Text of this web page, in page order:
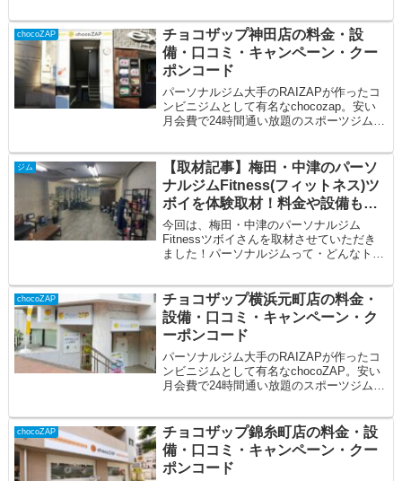
chocoZAP
チョコザップ神田店の料金・設
備・口コミ・キャンペーン・クー
ポンコード
パーソナルジム大手のRAIZAPが作ったコ
ンビニジムとして有名なchocozap。安い
月会費で24時間通い放題のスポーツジムで
ジム
【取材記事】梅田・中津のパーソ
ナルジムFitness(フィットネス)ツ
ボイを体験取材！料金や設備も紹
介！
今回は、梅田・中津のパーソナルジム
Fitnessツボイさんを取材させていただき
ました！パーソナルジムって・どんなトレ
chocoZAP
チョコザップ横浜元町店の料金・
設備・口コミ・キャンペーン・ク
ーポンコード
パーソナルジム大手のRAIZAPが作ったコ
ンビニジムとして有名なchocoZAP。安い
月会費で24時間通い放題のスポーツジムで
chocoZAP
チョコザップ錦糸町店の料金・設
備・口コミ・キャンペーン・クー
ポンコード